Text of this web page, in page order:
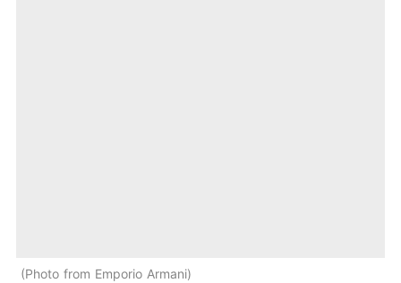
Photo from Emporio Armani